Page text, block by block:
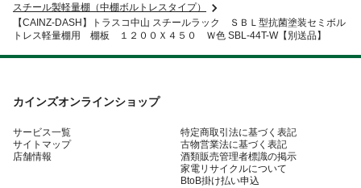
スチール製軽量棚（中棚ボルトレスタイプ）
【CAINZ-DASH】トラスコ中山 スチールラック ＳＢＬ型抗菌塗装セミボル
トレス軽量棚用 棚板 １２００Ｘ４５０ Ｗ色 SBL-44T-W【別送品】
カインズオンラインショップ
サービス一覧
サイトマップ
店舗情報
特定商取引法に基づく表記
古物営業法に基づく表記
酒類販売管理者標識の掲示
家電リサイクルについて
BtoB掛け払い申込